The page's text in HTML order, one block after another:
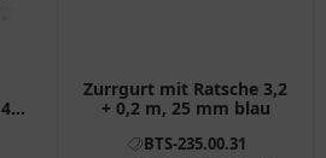
Zurrgurt mit Ratsche 3,2
+ 0,2 m, 25 mm blau
BTS-235.00.31